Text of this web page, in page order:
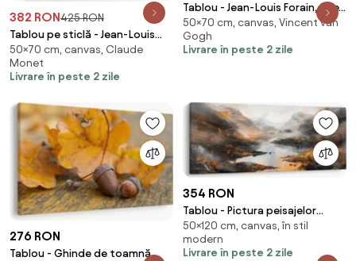
382 RON425 RON
Tablou pe sticlă - Jean-Louis
Forain, The Races at
Longchamp, reproducere
(70x50 cm)
50×70 cm, canvas, Claude
Monet
Livrare în peste 2 zile
Tablou - Jean-Louis Forain, The
Races at Longchamp,
reproducere (70x50 cm)
50×70 cm, canvas, Vincent van
Gogh
Livrare în peste 2 zile
276 RON
Tablou - Ghinde de toamnă
354 RON
Tablou - Pictura peisajelor
montane (120x50 cm)
50×120 cm, canvas, în stil
modern
Livrare în peste 2 zile